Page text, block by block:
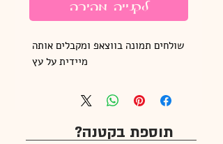
לקנייה מהירה
מיידית על עץ
תוספת בקטנה?